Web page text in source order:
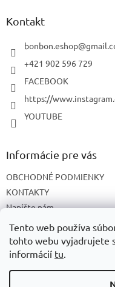
Tento web používa
tohto webu vyjadrujete
informácií tu.
Kontakt
bonbon.eshop@
+421 902 596 729
FACEBOOK
https://
YOUTUBE
Informácie pre vás
OBCHODNÉ PODMIENKY
KONTAKTY
Napíšte nám